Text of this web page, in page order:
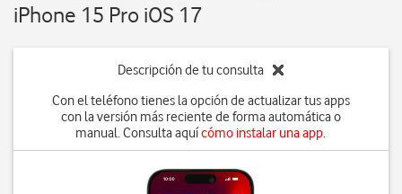
iPhone 15 Pro iOS 17
Descripción de tu consulta
Con el teléfono tienes la opción de actualizar tus apps
con la versión más reciente de forma automática o
manual. Consulta aquícómo instalar una app.